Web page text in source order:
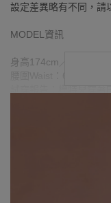
設定差異略有不同，請
MODEL資訊
身高174cm／胸圍Bust
腰圍Waist：60cm／
腰圍Waist：73cm／